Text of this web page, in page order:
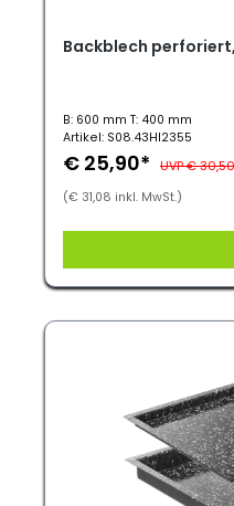
Backblech
B: 600 mm T: 400 mm
Artikel: S08.43HI2355
€ 25,90* UVP €
(€ 31,08 inkl. MwSt.)